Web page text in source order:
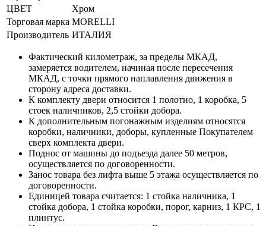
ЦВЕТ
Хром
Торговая марка MORELLI
Производитель ИТАЛИЯ
Фактический километраж, за пределы МКАД,
замеряется водителем, начиная после пересечения
МКАД, с точки прямого наплавления движения в
сторону адреса доставки.
К комплекту двери относится 1 полотно, 1 коробка, 5
стоек наличников, 2,5 стойки добора.
К дополнительным погонажным изделиям относятся
коробки, наличники, доборы, купленные Покупателем
сверх комплекта двери.
Поднос от машины до подъезда далее 50 метров,
осуществляется по договоренности.
Занос товара без лифта выше 5 этажа осуществляется по
договоренности.
Единицей товара считается: 1 стойка наличника, 1
стойка добора, 1 стойка коробки, порог, карниз, 1 КРС, 1
плинтус.